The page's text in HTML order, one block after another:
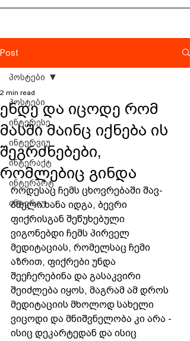
Post
პოსტები
ინტერესე
ინტერვიუ
ინტერაქტ
ინტერარტ
ინტერიუ
პოსტები
ენდე და იცოდე რომ
მასში მაინც იქნება ის
შეგრძნებები,
რომლებიც გინდა
2 min read
როდესაც ჩემს ცხოვრებაში შავ-
ბნელი ხანა იდგა, ბევრი
ფიქრისგან შეწუხებული
ვიგონებდი ჩემს პირველ
მედიტაციას, რომელსაც ჩემი
აზრით, ფიქრები უნდა
შეეჩერებინა და გასაკვირი
შეიძლება იყოს, მაგრამ ამ დროს
მედიტაციის მხოლოდ სახელი
ვიცოდი და მნიშვნელობა კი არა -
ისიც დეკარტედან და ისიც